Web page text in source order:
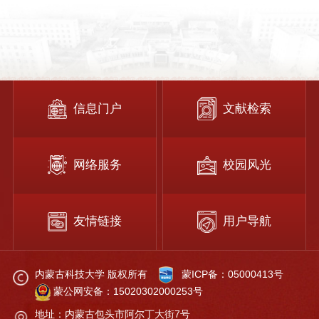
信息门户 文献检索
网络服务 校园风光
友情链接 用户导航
内蒙古科技大学 版权所有
蒙ICP备：05000413号
蒙公网安备：15020302000253号
地址：内蒙古包头市阿尔丁大街7号